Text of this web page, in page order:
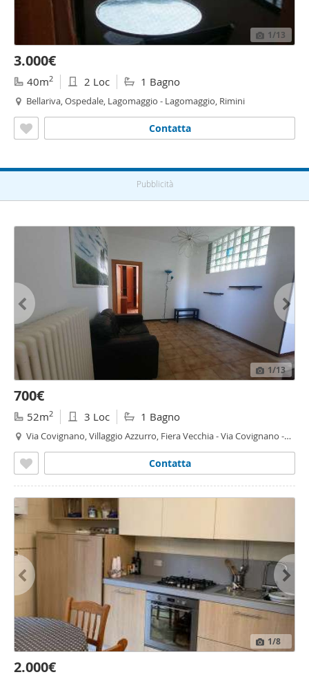
1/13
3.000€
40m2 2 Loc 1 Bagno
Bellariva, Ospedale, Lagomaggio - Lagomaggio, Rimini
Contatta
Pubblicità
1/13
700€
52m2 3 Loc 1 Bagno
Via Covignano, Villaggio Azzurro, Fiera Vecchia - Via Covignano -
Contatta
1/8
2.000€